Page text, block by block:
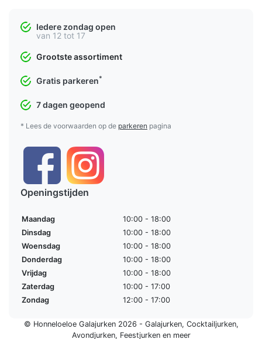
Iedere zondag open
van 12 tot 17
Grootste assortiment
Gratis parkeren*
7 dagen geopend
* Lees de voorwaarden op de parkeren pagina
Openingstijden
Maandag
10:00 - 18:00
Dinsdag
10:00 - 18:00
Woensdag
10:00 - 18:00
Donderdag
10:00 - 18:00
Vrijdag
10:00 - 18:00
Zaterdag
10:00 - 17:00
Zondag
12:00 - 17:00
© Honneloeloe Galajurken 2026 - Galajurken, Cocktailjurken,
Avondjurken, Feestjurkenen meer